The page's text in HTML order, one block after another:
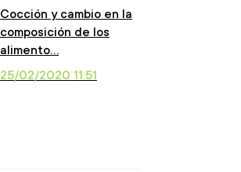
Cocción y cambio en la
composición de los
alimento…
25/02/2020 11:51